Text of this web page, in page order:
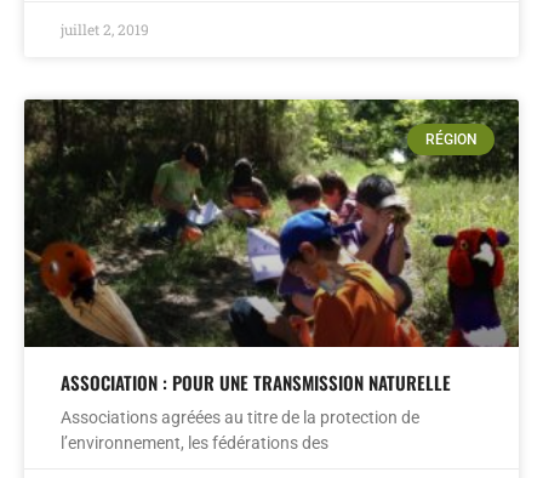
juillet 2, 2019
RÉGION
ASSOCIATION : POUR UNE TRANSMISSION NATURELLE
Associations agréées au titre de la protection de
l’environnement, les fédérations des